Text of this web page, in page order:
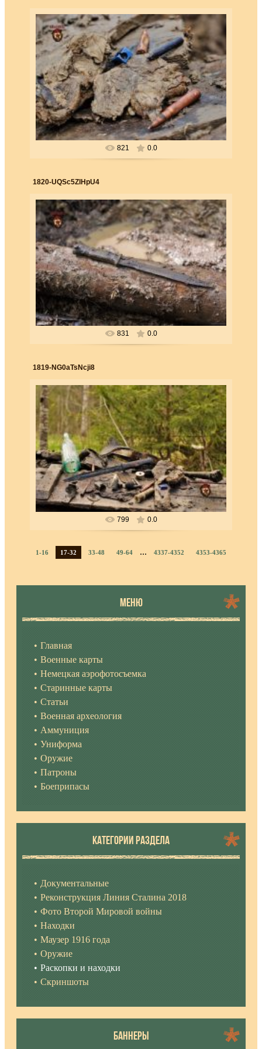
26.06.2019
Forester
821 0.0
1820-UQSc5ZlHpU4
26.06.2019
Forester
831 0.0
1819-NG0aTsNcji8
26.06.2019
Forester
799 0.0
1-16 17-32 33-48 49-64 ... 4337-4352 4353-4365
МЕНЮ
Главная
Военные карты
Немецкая аэрофотосъемка
Старинные карты
Статьи
Военная археология
Аммуниция
Униформа
Оружие
Патроны
Боеприпасы
КАТЕГОРИИ РАЗДЕЛА
Документальные
Реконструкция Линия Сталина 2018
Фото Второй Мировой войны
Находки
Маузер 1916 года
Оружие
Раскопки и находки
Скриншоты
БАННЕРЫ